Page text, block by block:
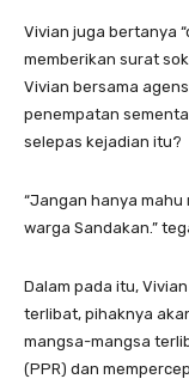
Vivian juga bertanya
memberikan surat
Vivian bersama
penempatan
selepas kejadian itu?
“Jangan hanya
warga Sandakan.”
Dalam pada itu,
terlibat, pihaknya
mangsa-mangsa
(PPR) dan